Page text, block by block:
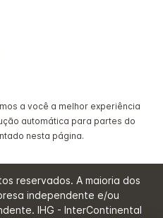
a você a melhor experiência
automática para partes do
nesta página.
reservados. A maioria dos
independente e/ou
IHG - InterContinental